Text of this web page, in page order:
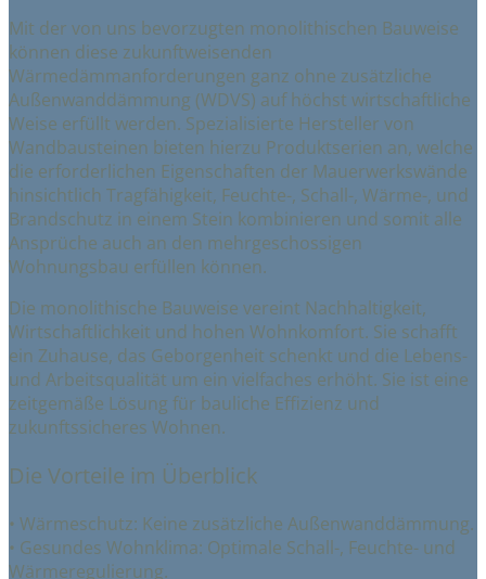
Mit der von uns bevorzugten monolithischen Bauweise
können diese zukunftweisenden
Wärmedämmanforderungen ganz ohne zusätzliche
Außenwanddämmung (WDVS) auf höchst wirtschaftliche
Weise erfüllt werden. Spezialisierte Hersteller von
Wandbausteinen bieten hierzu Produktserien an, welche
die erforderlichen Eigenschaften der Mauerwerkswände
hinsichtlich Tragfähigkeit, Feuchte-, Schall-, Wärme-, und
Brandschutz in einem Stein kombinieren und somit alle
Ansprüche auch an den mehrgeschossigen
Wohnungsbau erfüllen können.
Die monolithische Bauweise vereint Nachhaltigkeit,
Wirtschaftlichkeit und hohen Wohnkomfort. Sie schafft
ein Zuhause, das Geborgenheit schenkt und die Lebens-
und Arbeitsqualität um ein vielfaches erhöht. Sie ist eine
zeitgemäße Lösung für bauliche Effizienz und
zukunftssicheres Wohnen.
Die Vorteile im Überblick
• Wärmeschutz: Keine zusätzliche Außenwanddämmung.
• Gesundes Wohnklima: Optimale Schall-, Feuchte- und
Wärmeregulierung.